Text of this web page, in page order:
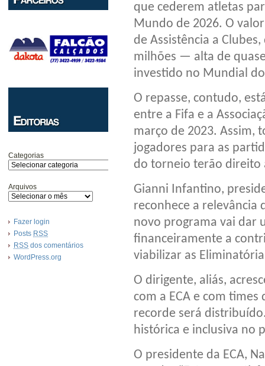
Categorias
Arquivos
Fazer login
Posts RSS
RSS dos comentários
WordPress.org
que cederem atletas
Mundo de 2026. O
de Assistência a
milhões — alta de
investido no Mundial
O repasse, contudo,
entre a Fifa e a
março de 2023. Assim,
jogadores para as
do torneio terão direito
Gianni Infantino,
reconhece a relevância
novo programa vai dar
financeiramente a
viabilizar as
O dirigente, aliás,
com a ECA e com
recorde será
histórica e inclusiva no
O presidente da ECA,